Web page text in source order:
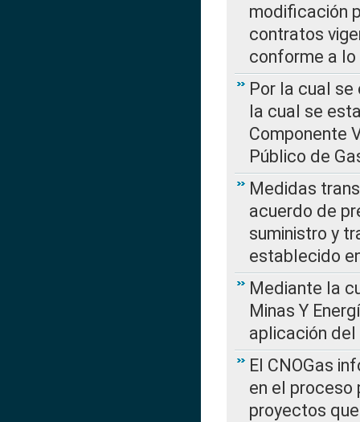
modificación
contratos
conforme a lo
Por la cual se
la cual se
Componente
Público de
Medidas
acuerdo de
suministro y
establecido
Mediante la
Minas Y
aplicación
El CNOGas
en el proceso
proyectos